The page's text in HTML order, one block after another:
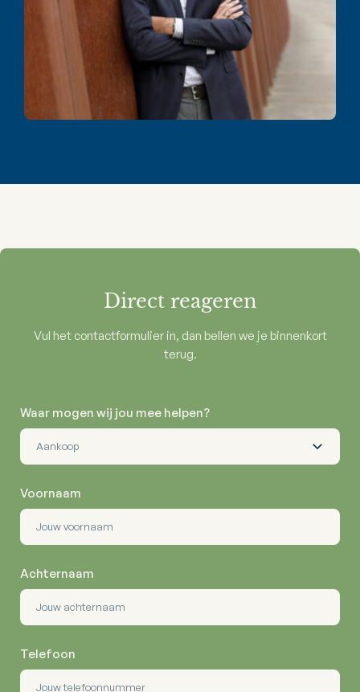
Direct reageren
Vul het contactformulier in, dan bellen we je binnenkort
terug.
Waar mogen wij jou mee helpen?
Voornaam
Achternaam
Telefoon